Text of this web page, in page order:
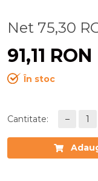
Net 75,30
91,11 RON
În stoc
Cantitate: – 1